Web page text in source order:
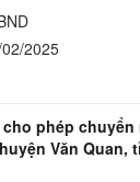
2025
phép
Văn Quan,